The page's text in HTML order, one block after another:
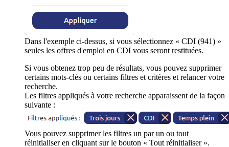
Dans l'exemple ci-dessus, si vous sélectionnez « CDI (941) »
seules les offres d'emploi en CDI vous seront restituées.
Si vous obtenez trop peu de résultats, vous pouvez supprimer
certains mots-clés ou certains filtres et critères et relancer votre
recherche.
Les filtres appliqués à votre recherche apparaissent de la façon
suivante :
Vous pouvez supprimer les filtres un par un ou tout
réinitialiser en cliquant sur le bouton « Tout réinitialiser ».